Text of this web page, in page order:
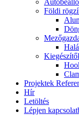
Földi
Projektek
Hír
Letöltés
Lépjen